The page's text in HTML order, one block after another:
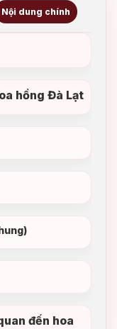
Nội dung chính
hồng Đà Lạt
đến hoa